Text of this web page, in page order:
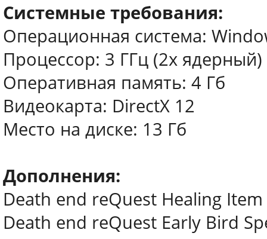
Системные требования:
Операционная система:
Процессор: 3 ГГц (2х ядерный)
Оперативная память: 4 Гб
Видеокарта: DirectX 12
Место на диске: 13 Гб
Дополнения:
Death end reQuest Healing Item
Death end reQuest Early Bird